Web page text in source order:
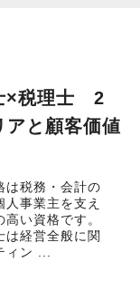
×税理士 2
アと顧客価値
は税務・会計の
事業主を支え
い資格です。
は経営全般に関
ン ...